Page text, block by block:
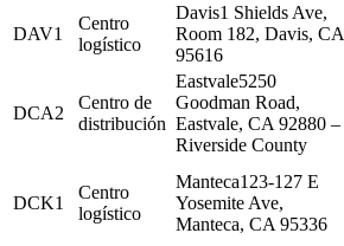
DAV1
Centro
logístico
Davis1 Shields Ave,
Room 182, Davis, CA
95616
DCA2
Centro de
distribución
Eastvale5250
Goodman Road,
Eastvale, CA 92880 –
Riverside County
DCK1
Centro
logístico
Manteca123-127 E
Yosemite Ave,
Manteca, CA 95336